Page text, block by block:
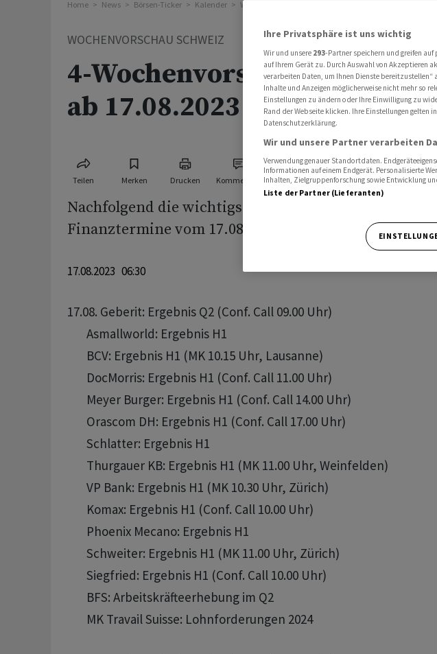
Home News Börsen-Ticker Kalender Wochenvorschau Schweiz
WOCHENVORSCHAU SCHWEIZ
4-Wochenvorschau Schweiz
ab 17.08.2023
Teilen Merken Drucken Kommentare
Nachfolgend die wichtigsten Wirtschafts- und
Finanztermine vom 17.08.2023 - 13.09.2023:
17.08.2023 06:30
17.08. Geberit: Ergebnis Q2 (Conf. Call 09.00 Uhr)
       Asmallworld: Ergebnis H1
       BCV: Ergebnis H1 (MK 10.15 Uhr, Lausanne)
       DocMorris: Ergebnis H1 (Conf. Call 11.00 Uhr)
       Meyer Burger: Ergebnis H1 (Conf. Call 14.00 Uhr)
       Orascom DH: Ergebnis H1 (Conf. Call 17.00 Uhr)
       Schlatter: Ergebnis H1
       Thurgauer KB: Ergebnis H1 (MK 11.00 Uhr, Weinfelden)
       VP Bank: Ergebnis H1 (MK 10.30 Uhr, Zürich)
       Komax: Ergebnis H1 (Conf. Call 10.00 Uhr)
       Phoenix Mecano: Ergebnis H1
       Schweiter: Ergebnis H1 (MK 11.00 Uhr, Zürich)
       Siegfried: Ergebnis H1 (Conf. Call 10.00 Uhr)
       BFS: Arbeitskräfteerhebung im Q2
       MK Travail Suisse: Lohnforderungen 2024
Ihre Privatsphäre ist uns wichtig
Wir und unsere 293-Partner speichern und greifen auf
auf Ihrem Gerät zu. Durch Auswahl von Akzeptieren
verarbeiten Daten, um Ihnen Dienste
Inhalte und Anzeigen möglicherweise nicht mehr so
Einstellungen zu ändern oder Ihre Einwilligung zu
Rand der Webseite klicken. Ihre Einstellungen gelten
Datenschutzerklärung.
Wir und unsere Partner verarbeiten
Verwendung genauer Standortdaten.
Informationen auf einem Endgerät. Personalisierte
Inhalten, Zielgruppenforschung sowie Entwicklung
Liste der Partner (Lieferanten)